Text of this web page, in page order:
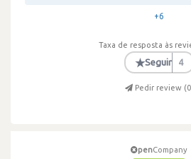
+6
Taxa de resposta às
★Seguir 4
Pedir review (0
penCompany